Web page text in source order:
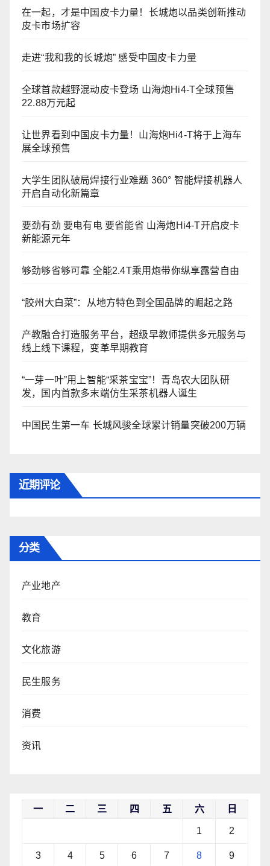
在一起，才是中国皮卡力量！长城炮以品类创新推动
皮卡市场扩容
走进“我和我的长城炮” 感受中国皮卡力量
全球首款越野混动皮卡登场 山海炮Hi4-T全球预售
22.88万元起
让世界看到中国皮卡力量！山海炮Hi4-T将于上海车
展全球预售
大学生团队破局焊接行业难题 360° 智能焊接机器人
开启自动化新篇章
要劲有劲 要电有电 要省能省 山海炮Hi4-T开启皮卡
新能源元年
够劲够省够可靠 全能2.4T乘用炮带你纵享露营自由
“胶州大白菜”：从地方特色到全国品牌的崛起之路
产教融合打造服务平台，超级早教师提供多元服务与
线上线下课程，变革早期教育
“一芽一叶”用上智能“采茶宝宝”！青岛农大团队研
发，国内首款多末端仿生采茶机器人诞生
中国民生第一车 长城风骏全球累计销量突破200万辆
近期评论
分类
产业地产
教育
文化旅游
民生服务
消费
资讯
一 二 三 四 五 六 日
1 2
3 4 5 6 7 8 9